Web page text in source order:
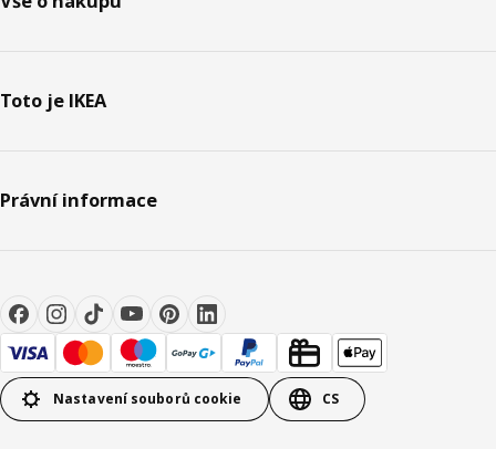
Toto je IKEA
Právní informace
Nastavení souborů cookie CS